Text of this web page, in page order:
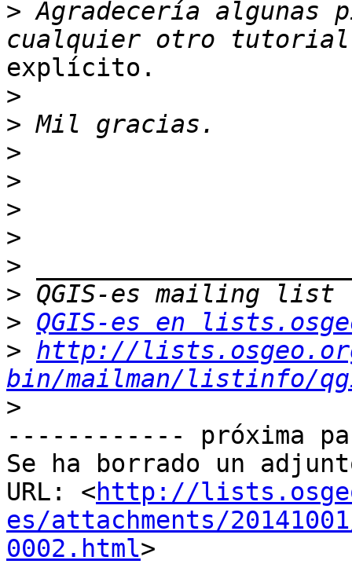
> Agradecería algunas
explícito.
>
>
>
>
>
>
>
>
> QGIS-es en
> http://
bin/mailman/listinfo/
>
------------ próxima
Se ha borrado un
URL: <http://
es/attachments/
0002.html